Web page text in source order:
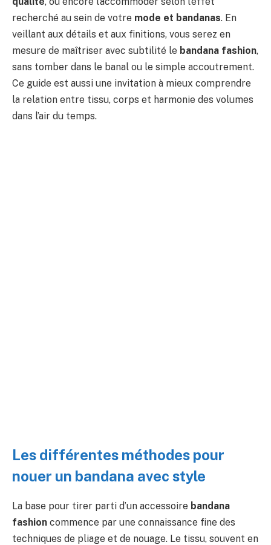
recherché au sein de votre mode et bandanas. En
veillant aux détails et aux finitions, vous serez en
mesure de maîtriser avec subtilité le bandana fashion,
sans tomber dans le banal ou le simple accoutrement.
Ce guide est aussi une invitation à mieux comprendre
la relation entre tissu, corps et harmonie des volumes
dans l’air du temps.
Les différentes méthodes pour
nouer un bandana avec style
La base pour tirer parti d’un accessoire bandana
fashion commence par une connaissance fine des
techniques de pliage et de nouage. Le tissu, souvent en